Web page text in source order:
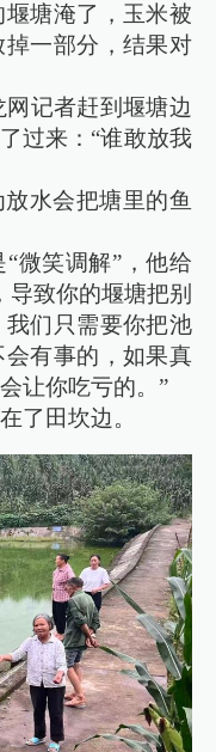
塘淹了，玉米被
一部分，结果对
记者赶到堰塘边
过来：“谁敢放我
水会把塘里的鱼
微笑调解”，他给
致你的堰塘把别
们只需要你把池
有事的，如果真
让你吃亏的。”
了田坎边。